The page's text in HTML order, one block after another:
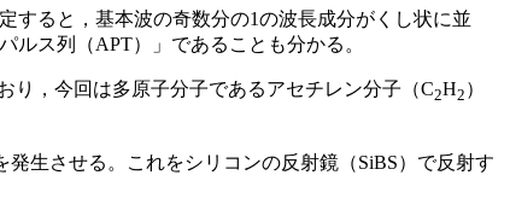
すると，基本波の奇数分の1の波長成分がくし状に並
ス列（APT）」であることも分かる。
り，今回は多原子分子であるアセチレン分子（C2H2 ）
生させる。これをシリコンの反射鏡（SiBS）で反射す